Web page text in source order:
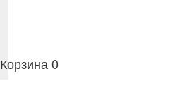
Корзина0